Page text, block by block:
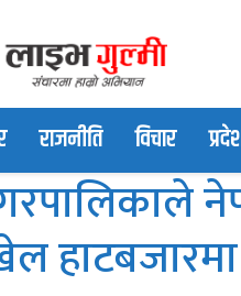
राजनीति विचार